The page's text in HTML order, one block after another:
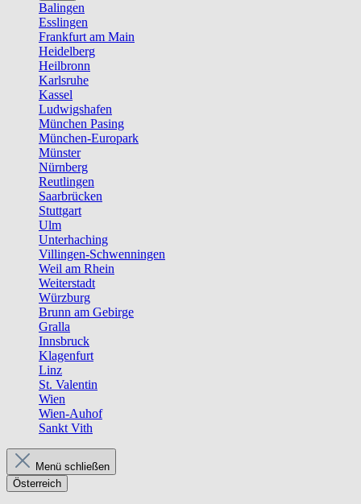
Balingen
Esslingen
Frankfurt am Main
Heidelberg
Heilbronn
Karlsruhe
Kassel
Ludwigshafen
München Pasing
München-Europark
Münster
Nürnberg
Reutlingen
Saarbrücken
Stuttgart
Ulm
Unterhaching
Villingen-Schwenningen
Weil am Rhein
Weiterstadt
Würzburg
Brunn am Gebirge
Gralla
Innsbruck
Klagenfurt
Linz
St. Valentin
Wien
Wien-Auhof
Sankt Vith
Menü schließen
Österreich